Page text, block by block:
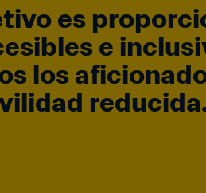
es
e
los